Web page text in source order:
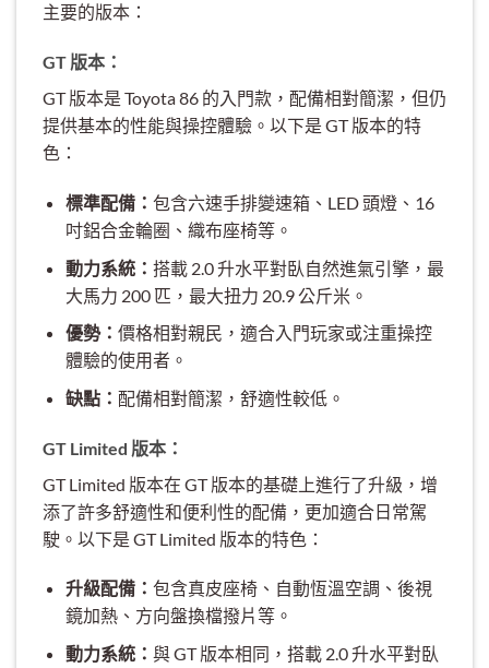
主要的版本：
GT 版本：
GT 版本是 Toyota 86 的入門款，配備相對簡潔，但仍
提供基本的性能與操控體驗。以下是 GT 版本的特
色：
標準配備： 包含六速手排變速箱、LED 頭燈、16
吋鋁合金輪圈、織布座椅等。
動力系統： 搭載 2.0 升水平對臥自然進氣引擎，最
大馬力 200 匹，最大扭力 20.9 公斤米。
優勢： 價格相對親民，適合入門玩家或注重操控
體驗的使用者。
缺點： 配備相對簡潔，舒適性較低。
GT Limited 版本：
GT Limited 版本在 GT 版本的基礎上進行了升級，增
添了許多舒適性和便利性的配備，更加適合日常駕
駛。以下是 GT Limited 版本的特色：
升級配備： 包含真皮座椅、自動恆溫空調、後視
鏡加熱、方向盤換檔撥片等。
動力系統： 與 GT 版本相同，搭載 2.0 升水平對臥